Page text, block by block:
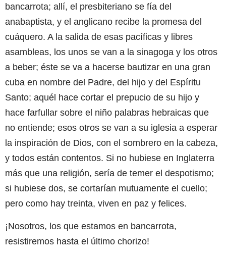
bancarrota; allí, el presbiteriano se fía del
anabaptista, y el anglicano recibe la promesa del
cuáquero. A la salida de esas pacíficas y libres
asambleas, los unos se van a la sinagoga y los otros
a beber; éste se va a hacerse bautizar en una gran
cuba en nombre del Padre, del hijo y del Espíritu
Santo; aquél hace cortar el prepucio de su hijo y
hace farfullar sobre el niño palabras hebraicas que
no entiende; esos otros se van a su iglesia a esperar
la inspiración de Dios, con el sombrero en la cabeza,
y todos están contentos. Si no hubiese en Inglaterra
más que una religión, sería de temer el despotismo;
si hubiese dos, se cortarían mutuamente el cuello;
pero como hay treinta, viven en paz y felices.
¡Nosotros, los que estamos en bancarrota,
resistiremos hasta el último chorizo!